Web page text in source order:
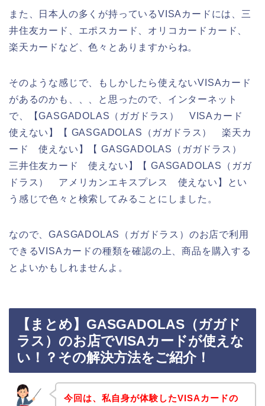
また、日本人の多くが持っているVISAカードには、三
井住友カード、エポスカード、オリコカードカード、
楽天カードなど、色々とありますからね。
そのような感じで、もしかしたら使えないVISAカード
があるのかも、、、と思ったので、インターネット
で、【GASGADOLAS（ガガドラス） VISAカード
使えない】【 GASGADOLAS（ガガドラス） 楽天カ
ード 使えない】【 GASGADOLAS（ガガドラス）
三井住友カード 使えない】【 GASGADOLAS（ガガ
ドラス） アメリカンエキスプレス 使えない】とい
う感じで色々と検索してみることにしました。
なので、GASGADOLAS（ガガドラス）のお店で利用
できるVISAカードの種類を確認の上、商品を購入する
とよいかもしれませんよ。
【まとめ】GASGADOLAS（ガガド
ラス）のお店でVISAカードが使えな
い！？その解決方法をご紹介！
今回は、私自身が体験したVISAカードの